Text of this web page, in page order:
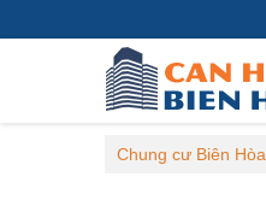
Chung cư Biên Hòa